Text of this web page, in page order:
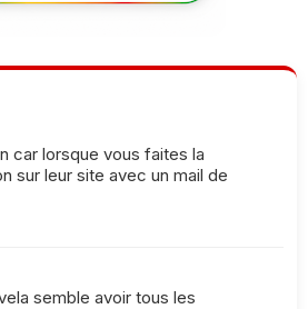
car lorsque vous faites la
sur leur site avec un mail de
semble avoir tous les